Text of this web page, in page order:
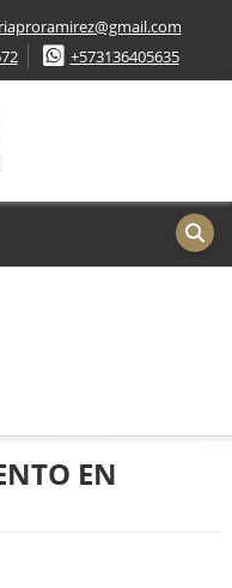
+573136405635
EN